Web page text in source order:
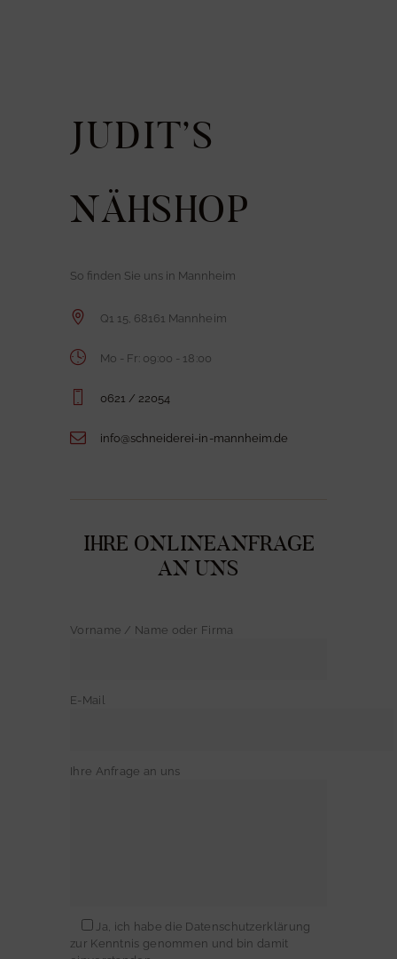
JUDIT’S
NÄHSHOP
So finden Sie uns in Mannheim
Q1 15, 68161 Mannheim
Mo - Fr: 09:00 - 18:00
0621 / 22054
info@schneiderei-in-mannheim.de
IHRE ONLINEANFRAGE
AN UNS
Vorname / Name oder Firma
E-Mail
Ihre Anfrage an uns
Ja, ich habe die Datenschutzerklärung
zur Kenntnis genommen und bin damit